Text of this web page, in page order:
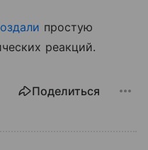
простую
реакций.
Поделиться